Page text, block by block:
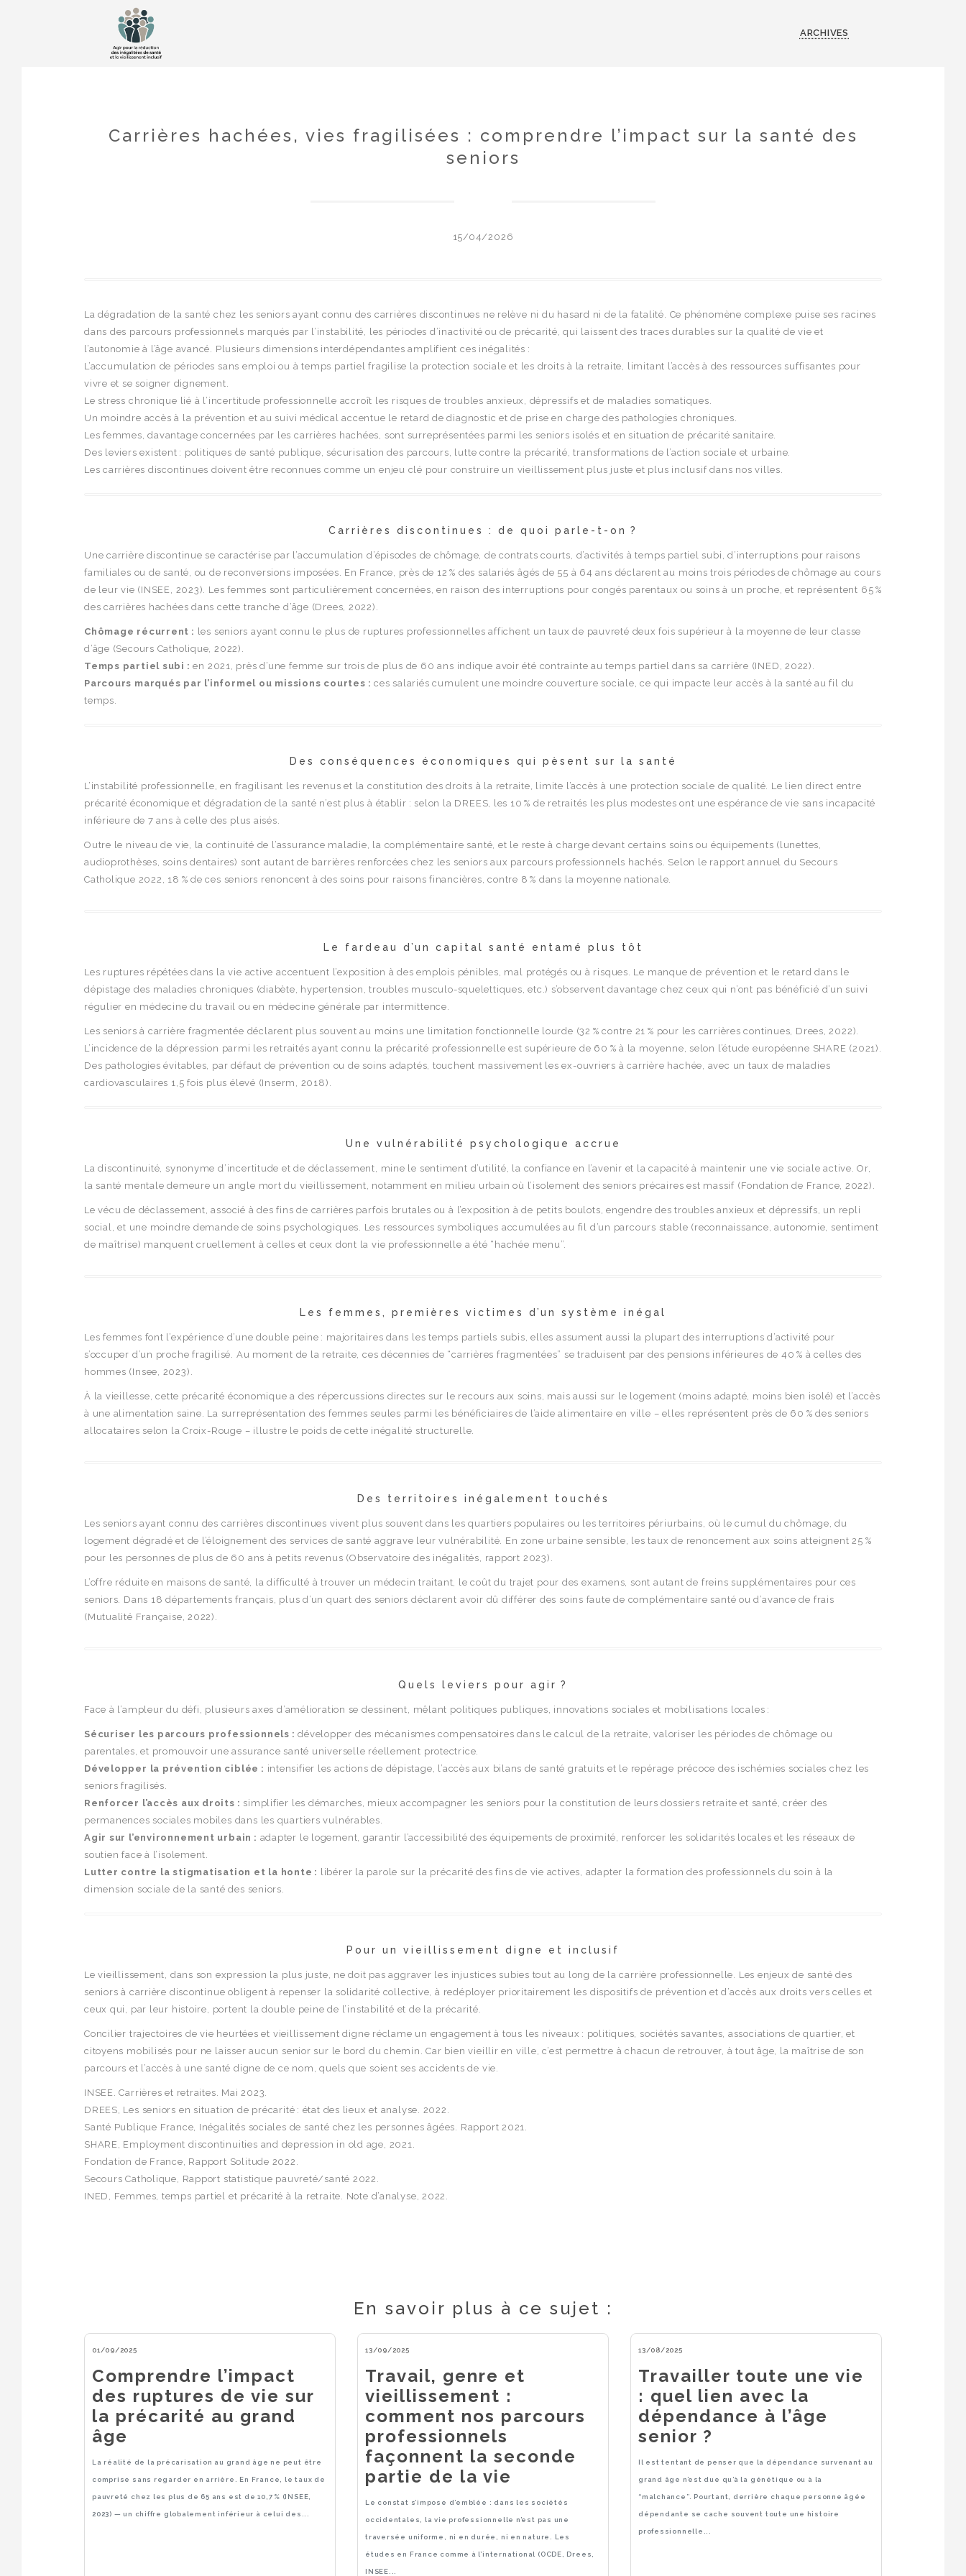
ARCHIVES
Carrières hachées, vies fragilisées : comprendre l’impact sur la santé des
seniors
15/04/2026
La dégradation de la santé chez les seniors ayant connu des carrières discontinues ne relève ni du hasard ni de la fatalité. Ce phénomène complexe puise ses racines
dans des parcours professionnels marqués par l’instabilité, les périodes d’inactivité ou de précarité, qui laissent des traces durables sur la qualité de vie et
l’autonomie à l’âge avancé. Plusieurs dimensions interdépendantes amplifient ces inégalités :
L’accumulation de périodes sans emploi ou à temps partiel fragilise la protection sociale et les droits à la retraite, limitant l’accès à des ressources suffisantes pour
vivre et se soigner dignement.
Le stress chronique lié à l’incertitude professionnelle accroît les risques de troubles anxieux, dépressifs et de maladies somatiques.
Un moindre accès à la prévention et au suivi médical accentue le retard de diagnostic et de prise en charge des pathologies chroniques.
Les femmes, davantage concernées par les carrières hachées, sont surreprésentées parmi les seniors isolés et en situation de précarité sanitaire.
Des leviers existent : politiques de santé publique, sécurisation des parcours, lutte contre la précarité, transformations de l’action sociale et urbaine.
Les carrières discontinues doivent être reconnues comme un enjeu clé pour construire un vieillissement plus juste et plus inclusif dans nos villes.
Carrières discontinues : de quoi parle-t-on ?
Une carrière discontinue se caractérise par l’accumulation d’épisodes de chômage, de contrats courts, d’activités à temps partiel subi, d’interruptions pour raisons
familiales ou de santé, ou de reconversions imposées. En France, près de 12 % des salariés âgés de 55 à 64 ans déclarent au moins trois périodes de chômage au cours
de leur vie (INSEE, 2023). Les femmes sont particulièrement concernées, en raison des interruptions pour congés parentaux ou soins à un proche, et représentent 65 %
des carrières hachées dans cette tranche d’âge (Drees, 2022).
Chômage récurrent :
les seniors ayant connu le plus de ruptures professionnelles affichent un taux de pauvreté deux fois supérieur à la moyenne de leur classe
d’âge (Secours Catholique, 2022).
Temps partiel subi : en 2021, près d’une femme sur trois de plus de 60 ans indique avoir été contrainte au temps partiel dans sa carrière (INED, 2022).
Parcours marqués par l’informel ou missions courtes : ces salariés cumulent une moindre couverture sociale, ce qui impacte leur accès à la santé au fil du
temps.
Des conséquences économiques qui pèsent sur la santé
L’instabilité professionnelle, en fragilisant les revenus et la constitution des droits à la retraite, limite l’accès à une protection sociale de qualité. Le lien direct entre
précarité économique et dégradation de la santé n’est plus à établir : selon la DREES, les 10 % de retraités les plus modestes ont une espérance de vie sans incapacité
inférieure de 7 ans à celle des plus aisés.
Outre le niveau de vie, la continuité de l’assurance maladie, la complémentaire santé, et le reste à charge devant certains soins ou équipements (lunettes,
audioprothèses, soins dentaires) sont autant de barrières renforcées chez les seniors aux parcours professionnels hachés. Selon le rapport annuel du Secours
Catholique 2022, 18 % de ces seniors renoncent à des soins pour raisons financières, contre 8 % dans la moyenne nationale.
Le fardeau d’un capital santé entamé plus tôt
Les ruptures répétées dans la vie active accentuent l’exposition à des emplois pénibles, mal protégés ou à risques. Le manque de prévention et le retard dans le
dépistage des maladies chroniques (diabète, hypertension, troubles musculo-squelettiques, etc.) s’observent davantage chez ceux qui n’ont pas bénéficié d’un suivi
régulier en médecine du travail ou en médecine générale par intermittence.
Les seniors à carrière fragmentée déclarent plus souvent au moins une limitation fonctionnelle lourde (32 % contre 21 % pour les carrières continues, Drees, 2022).
L’incidence de la dépression parmi les retraités ayant connu la précarité professionnelle est supérieure de 60 % à la moyenne, selon l’étude européenne SHARE (2021).
Des pathologies évitables, par défaut de prévention ou de soins adaptés, touchent massivement les ex-ouvriers à carrière hachée, avec un taux de maladies
cardiovasculaires 1,5 fois plus élevé (Inserm, 2018).
Une vulnérabilité psychologique accrue
La discontinuité, synonyme d’incertitude et de déclassement, mine le sentiment d’utilité, la confiance en l’avenir et la capacité à maintenir une vie sociale active. Or,
la santé mentale demeure un angle mort du vieillissement, notamment en milieu urbain où l’isolement des seniors précaires est massif (Fondation de France, 2022).
Le vécu de déclassement, associé à des fins de carrières parfois brutales ou à l’exposition à de petits boulots, engendre des troubles anxieux et dépressifs, un repli
social, et une moindre demande de soins psychologiques. Les ressources symboliques accumulées au fil d’un parcours stable (reconnaissance, autonomie, sentiment
de maîtrise) manquent cruellement à celles et ceux dont la vie professionnelle a été “hachée menu”.
Les femmes, premières victimes d’un système inégal
Les femmes font l’expérience d’une double peine : majoritaires dans les temps partiels subis, elles assument aussi la plupart des interruptions d’activité pour
s’occuper d’un proche fragilisé. Au moment de la retraite, ces décennies de “carrières fragmentées” se traduisent par des pensions inférieures de 40 % à celles des
hommes (Insee, 2023).
À la vieillesse, cette précarité économique a des répercussions directes sur le recours aux soins, mais aussi sur le logement (moins adapté, moins bien isolé) et l’accès
à une alimentation saine. La surreprésentation des femmes seules parmi les bénéficiaires de l’aide alimentaire en ville – elles représentent près de 60 % des seniors
allocataires selon la Croix-Rouge – illustre le poids de cette inégalité structurelle.
Des territoires inégalement touchés
Les seniors ayant connu des carrières discontinues vivent plus souvent dans les quartiers populaires ou les territoires périurbains, où le cumul du chômage, du
logement dégradé et de l’éloignement des services de santé aggrave leur vulnérabilité. En zone urbaine sensible, les taux de renoncement aux soins atteignent 25 %
pour les personnes de plus de 60 ans à petits revenus (Observatoire des inégalités, rapport 2023).
L’offre réduite en maisons de santé, la difficulté à trouver un médecin traitant, le coût du trajet pour des examens, sont autant de freins supplémentaires pour ces
seniors. Dans 18 départements français, plus d’un quart des seniors déclarent avoir dû différer des soins faute de complémentaire santé ou d’avance de frais
(Mutualité Française, 2022).
Quels leviers pour agir ?
Face à l’ampleur du défi, plusieurs axes d’amélioration se dessinent, mêlant politiques publiques, innovations sociales et mobilisations locales :
Sécuriser les parcours professionnels : développer des mécanismes compensatoires dans le calcul de la retraite, valoriser les périodes de chômage ou
parentales, et promouvoir une assurance santé universelle réellement protectrice.
Développer la prévention ciblée : intensifier les actions de dépistage, l’accès aux bilans de santé gratuits et le repérage précoce des ischémies sociales chez les
seniors fragilisés.
Renforcer l’accès aux droits : simplifier les démarches, mieux accompagner les seniors pour la constitution de leurs dossiers retraite et santé, créer des
permanences sociales mobiles dans les quartiers vulnérables.
Agir sur l’environnement urbain : adapter le logement, garantir l’accessibilité des équipements de proximité, renforcer les solidarités locales et les réseaux de
soutien face à l’isolement.
Lutter contre la stigmatisation et la honte :
libérer la parole sur la précarité des fins de vie actives, adapter la formation des professionnels du soin à la
dimension sociale de la santé des seniors.
Pour un vieillissement digne et inclusif
Le vieillissement, dans son expression la plus juste, ne doit pas aggraver les injustices subies tout au long de la carrière professionnelle. Les enjeux de santé des
seniors à carrière discontinue obligent à repenser la solidarité collective, à redéployer prioritairement les dispositifs de prévention et d’accès aux droits vers celles et
ceux qui, par leur histoire, portent la double peine de l’instabilité et de la précarité.
Concilier trajectoires de vie heurtées et vieillissement digne réclame un engagement à tous les niveaux : politiques, sociétés savantes, associations de quartier, et
citoyens mobilisés pour ne laisser aucun senior sur le bord du chemin. Car bien vieillir en ville, c’est permettre à chacun de retrouver, à tout âge, la maîtrise de son
parcours et l’accès à une santé digne de ce nom, quels que soient ses accidents de vie.
INSEE. Carrières et retraites. Mai 2023.
DREES, Les seniors en situation de précarité : état des lieux et analyse. 2022.
Santé Publique France, Inégalités sociales de santé chez les personnes âgées. Rapport 2021.
SHARE, Employment discontinuities and depression in old age, 2021.
Fondation de France, Rapport Solitude 2022.
Secours Catholique, Rapport statistique pauvreté/santé 2022.
INED, Femmes, temps partiel et précarité à la retraite. Note d’analyse, 2022.
En savoir plus à ce sujet :
01/09/2025
Comprendre l’impact
des ruptures de vie sur
la précarité au grand
âge
La réalité de la précarisation au grand âge ne peut être
comprise sans regarder en arrière. En France, le taux de
pauvreté chez les plus de 65 ans est de 10,7 % (INSEE,
2023) — un chiffre globalement inférieur à celui des...
13/09/2025
Travail, genre et
vieillissement :
comment nos parcours
professionnels
façonnent la seconde
partie de la vie
Le constat s’impose d’emblée : dans les sociétés
occidentales, la vie professionnelle n’est pas une
traversée uniforme, ni en durée, ni en nature. Les
études en France comme à l’international (OCDE, Drees,
INSEE...
13/08/2025
Travailler toute une vie
: quel lien avec la
dépendance à l’âge
senior ?
Il est tentant de penser que la dépendance survenant au
grand âge n’est due qu’à la génétique ou à la
“malchance”. Pourtant, derrière chaque personne âgée
dépendante se cache souvent toute une histoire
professionnelle...